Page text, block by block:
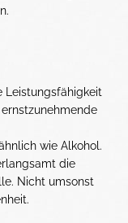
Leistungsfähigkeit
wie Alkohol.
die
Nicht umsonst